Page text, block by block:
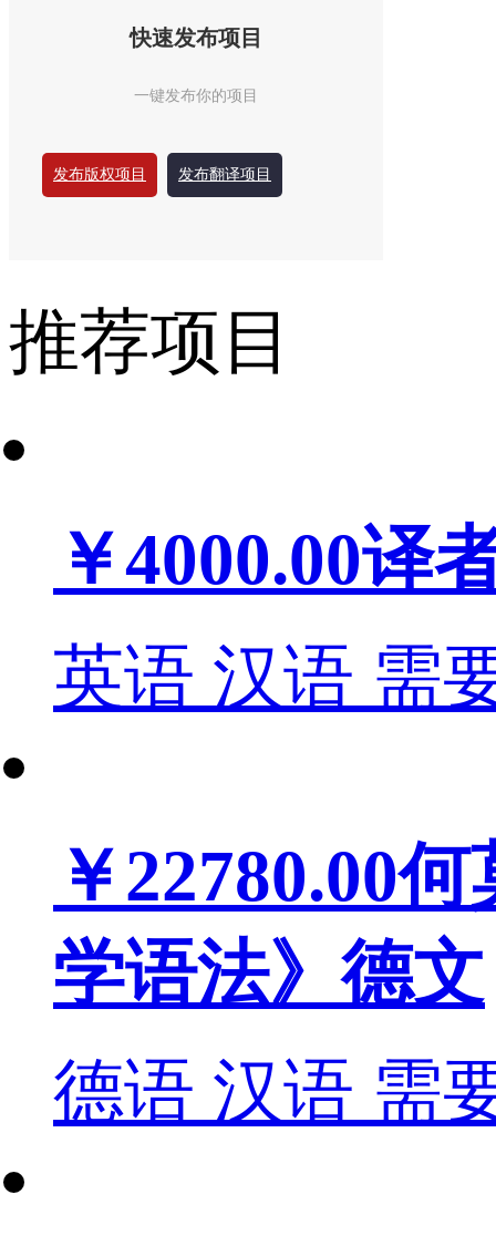
快速发布项目
一键发布你的项目
发布版权项目 发布翻译项目
推荐项目
￥4000.00译
英语 汉语 需
￥22780.00何
学语法》德文
德语 汉语 需